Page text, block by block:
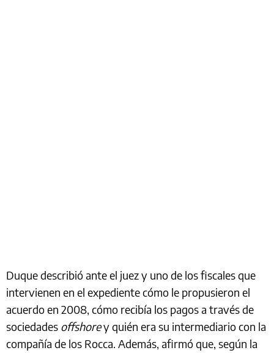
Duque describió ante el juez y uno de los fiscales que
intervienen en el expediente cómo le propusieron el
acuerdo en 2008, cómo recibía los pagos a través de
sociedades offshorey quién era su intermediario con la
compañía de los Rocca. Además, afirmó que, según la